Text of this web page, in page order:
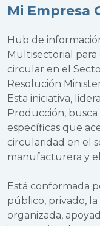
Mi Empresa
Hub de
Multisectorial
circular en el
Resolución
Esta iniciativa,
Producción,
específicas que
circularidad en el
manufacturera y
Está conformada
público, privado, la
organizada,